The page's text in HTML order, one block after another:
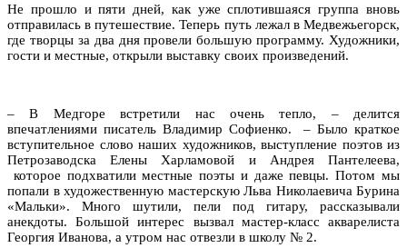
Не прошло и пяти дней, как уже сплотившаяся группа вновь
отправилась в путешествие. Теперь путь лежал в Медвежьегорск,
где творцы за два дня провели большую программу. Художники,
гости и местные, открыли выставку своих произведений.
– В Медгоре встретили нас очень тепло, – делится
впечатлениями писатель Владимир Софиенко. – Было краткое
вступительное слово наших художников, выступление поэтов из
Петрозаводска Елены Харламовой и Андрея Пантелеева,
которое подхватили местные поэты и даже певцы. Потом мы
попали в художественную мастерскую Льва Николаевича Бурина
«Мальки». Много шутили, пели под гитару, рассказывали
анекдоты. Большой интерес вызвал мастер-класс акварелиста
Георгия Иванова, а утром нас отвезли в школу № 2.